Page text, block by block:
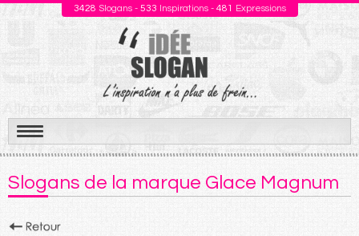
3428 Slogans - 533 Inspirations - 481 Expressions
Aller
au
contenu
Slogans de la marque Glace Magnum